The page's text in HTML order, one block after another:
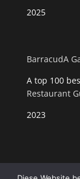
2025
BarracudA
A top 100
Restaurant
2023